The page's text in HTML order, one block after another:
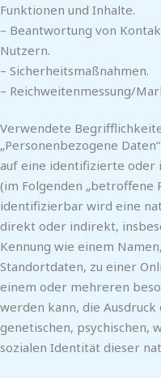
Funktionen und Inhalte.
– Beantwortung von
Nutzern.
– Sicherheitsmaßnahmen.
– Reichweitenmessung/
Verwendete
„Personenbezogene
auf eine identifizierte oder
(im Folgenden „betroffene
identifizierbar wird eine
direkt oder indirekt,
Kennung wie einem
Standortdaten, zu einer
einem oder mehreren
werden kann, die
genetischen, psychischen,
sozialen Identität dieser